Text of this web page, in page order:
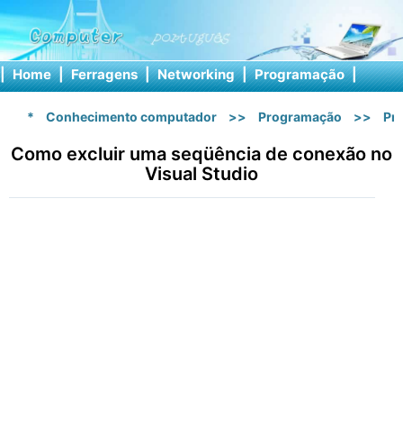
| Home | Ferragens | Networking | Programação |
* Conhecimento computador >> Programação >>
Como excluir uma seqüência de conexão no
Visual Studio